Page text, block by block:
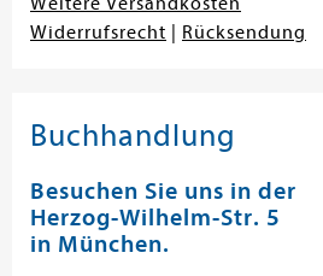
Widerrufsrecht
Rücksendung
Buchhandlung
Besuchen Sie uns in der
Herzog-Wilhelm-Str. 5
in München.